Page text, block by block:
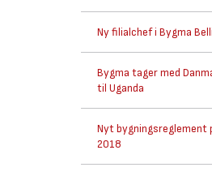
Ny filialchef i Bygma
Bygma tager med
til Uganda
Nyt bygningsreglement
2018